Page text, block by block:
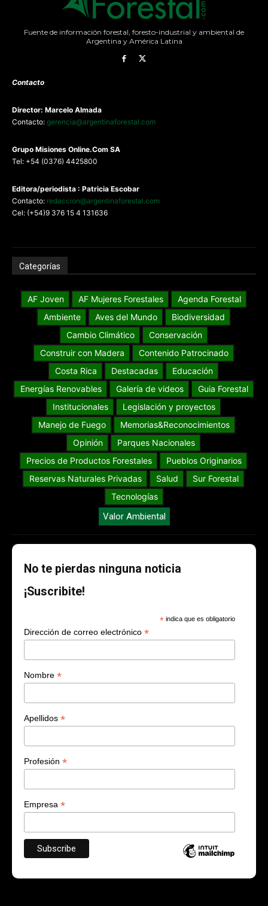
Fuente de información forestal, foresto-industrial y ambiental de
Argentina y América Latina
Contacto
Director: Marcelo Almada
Contacto: gerencia@argentinaforestal.com
Grupo Misiones Online.Com SA
Tel: +54 (0376) 4425800
Editora/periodista : Patricia Escobar
Contacto: redaccion@argentinaforestal.com
Cel: (+54)9 376 15 4 131636
Categorías
AF Joven AF Mujeres Forestales
Agenda Forestal
Ambiente
Aves del Mundo
Biodiversidad
Cambio Climático
Conservación
Construir con Madera
Contenido Patrocinado
Costa Rica
Destacadas
Educación
Energías Renovables
Galería de videos
Guia Forestal
Institucionales
Legislación y proyectos
Manejo de Fuego
Memorias&Reconocimientos
Opinión
Parques Nacionales
Precios de Productos Forestales
Pueblos Originarios
Reservas Naturales Privadas
Salud
Sur Forestal
Tecnologías
Valor Ambiental
No te pierdas ninguna noticia
¡Suscribite!
* indica que es obligatorio
Dirección de correo electrónico *
Nombre *
Apellidos *
Profesión *
Empresa *